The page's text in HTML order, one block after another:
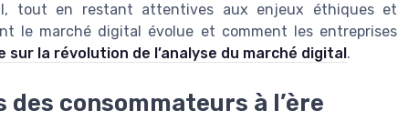
tout en restant attentives aux enjeux éthiques et
le marché digital évolue et comment les entreprises
sur la révolution de l’analyse du marché digital .
consommateurs à l’ère